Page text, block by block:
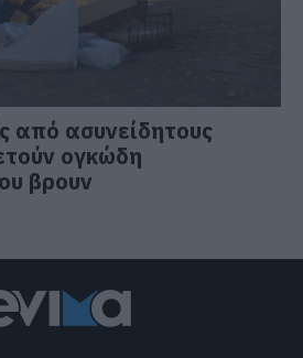
από ασυνείδητους
ογκώδη
βρουν